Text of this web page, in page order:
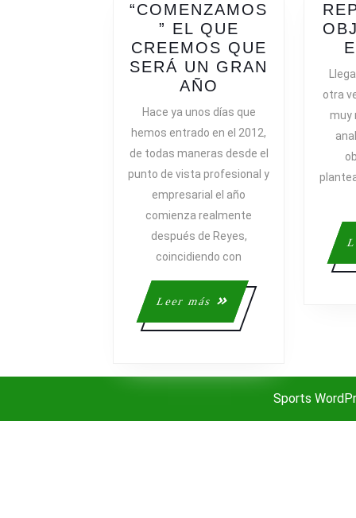
“COMENZAMOS
” EL QUE
CREEMOS QUE
SERÁ UN GRAN
AÑO
EL
QUE
CREEMOS
QUE
SERÁ
UN
GRAN
AÑO
Hace ya unos días que
hemos entrado en el 2012,
de todas maneras desde el
punto de vista profesional y
empresarial el año
comienza realmente
después de Reyes,
coincidiendo con
Leer más
Leer
más
otra
muy
Sports